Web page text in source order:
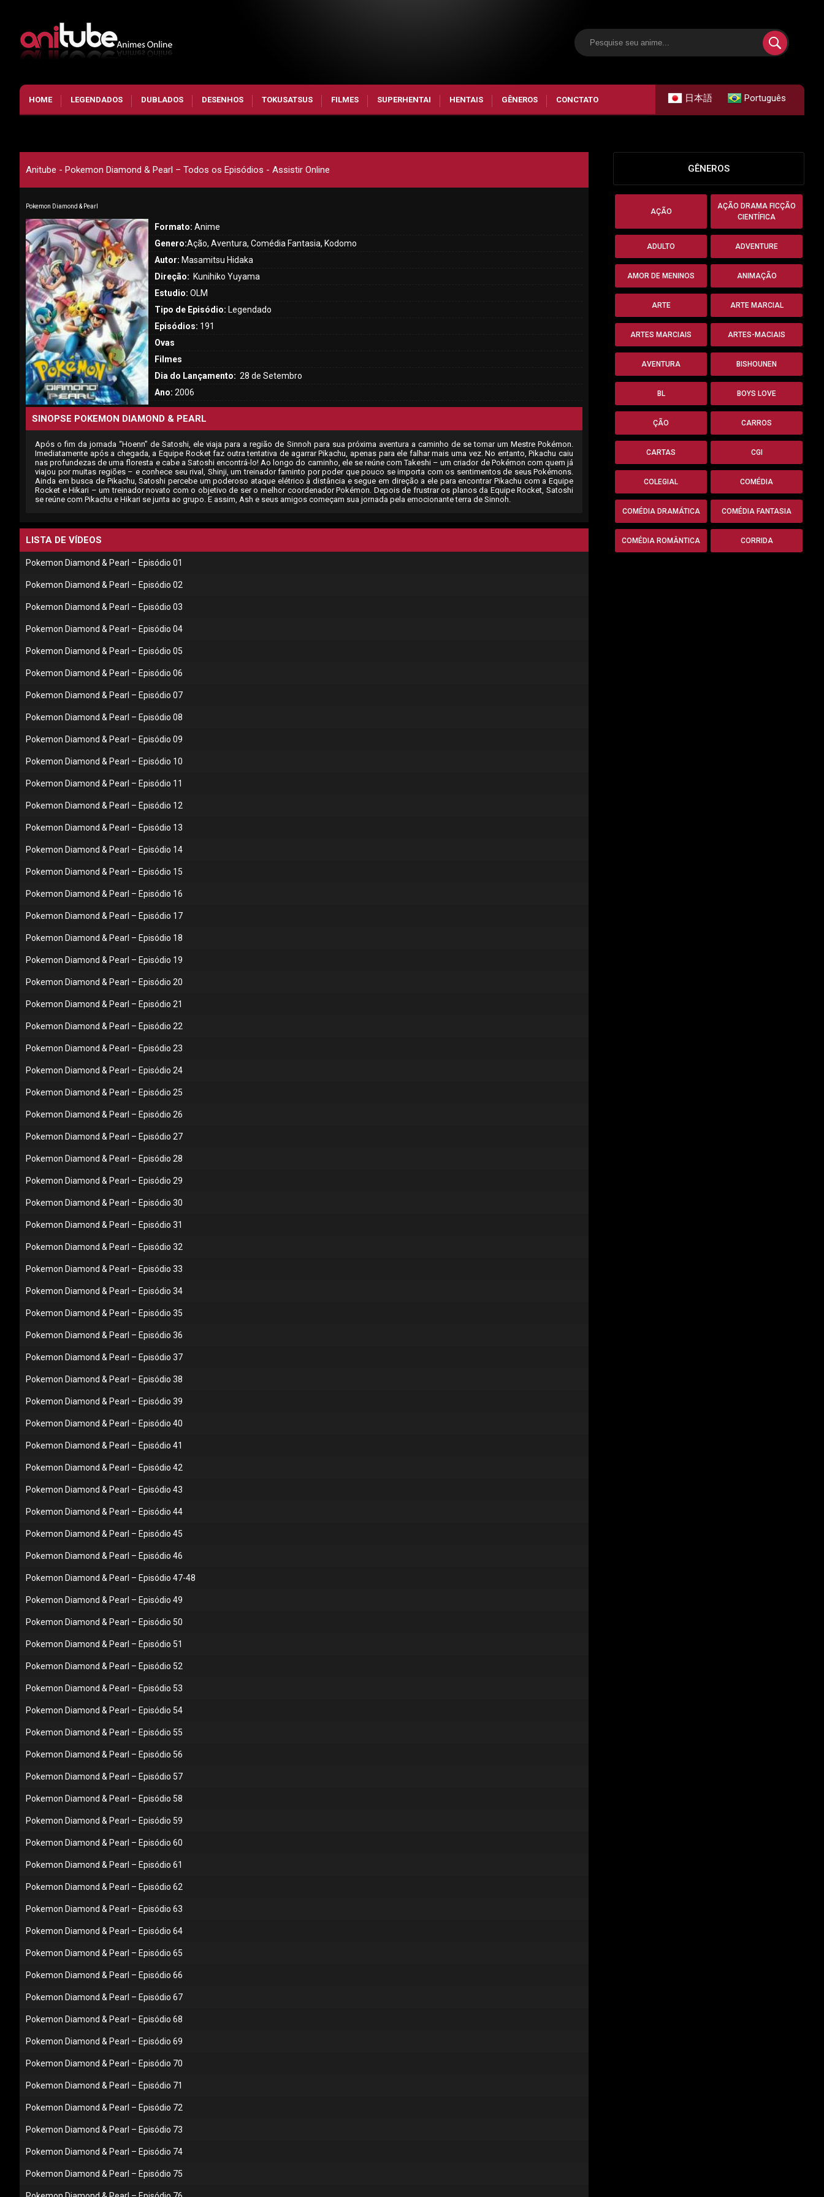
HOME LEGENDADOS DUBLADOS DESENHOS TOKUSATSUS FILMES SUPERHENTAI HENTAIS GÊNEROS CONCTATO 日本語 Português
Anitube - Pokemon Diamond & Pearl – Todos os Episódios - Assistir Online
Pokemon Diamond & Pearl
Formato: Anime
Genero:Ação, Aventura, Comédia Fantasia, Kodomo
Autor: Masamitsu Hidaka
Direção: Kunihiko Yuyama
Estudio: OLM
Tipo de Episódio: Legendado
Episódios: 191
Ovas
Filmes
Dia do Lançamento: 28 de Setembro
Ano: 2006
SINOPSE POKEMON DIAMOND & PEARL
Após o fim da jornada “Hoenn” de Satoshi, ele viaja para a região de Sinnoh para sua próxima aventura a caminho de se tornar um Mestre Pokémon.
Imediatamente após a chegada, a Equipe Rocket faz outra tentativa de agarrar Pikachu, apenas para ele falhar mais uma vez. No entanto, Pikachu caiu
nas profundezas de uma floresta e cabe a Satoshi encontrá-lo! Ao longo do caminho, ele se reúne com Takeshi – um criador de Pokémon com quem já
viajou por muitas regiões – e conhece seu rival, Shinji, um treinador faminto por poder que pouco se importa com os sentimentos de seus Pokémons.
Ainda em busca de Pikachu, Satoshi percebe um poderoso ataque elétrico à distância e segue em direção a ele para encontrar Pikachu com a Equipe
Rocket e Hikari – um treinador novato com o objetivo de ser o melhor coordenador Pokémon. Depois de frustrar os planos da Equipe Rocket, Satoshi
se reúne com Pikachu e Hikari se junta ao grupo. E assim, Ash e seus amigos começam sua jornada pela emocionante terra de Sinnoh.
LISTA DE VÍDEOS
Pokemon Diamond & Pearl – Episódio 01
Pokemon Diamond & Pearl – Episódio 02
Pokemon Diamond & Pearl – Episódio 03
Pokemon Diamond & Pearl – Episódio 04
Pokemon Diamond & Pearl – Episódio 05
Pokemon Diamond & Pearl – Episódio 06
Pokemon Diamond & Pearl – Episódio 07
Pokemon Diamond & Pearl – Episódio 08
Pokemon Diamond & Pearl – Episódio 09
Pokemon Diamond & Pearl – Episódio 10
Pokemon Diamond & Pearl – Episódio 11
Pokemon Diamond & Pearl – Episódio 12
Pokemon Diamond & Pearl – Episódio 13
Pokemon Diamond & Pearl – Episódio 14
Pokemon Diamond & Pearl – Episódio 15
Pokemon Diamond & Pearl – Episódio 16
Pokemon Diamond & Pearl – Episódio 17
Pokemon Diamond & Pearl – Episódio 18
Pokemon Diamond & Pearl – Episódio 19
Pokemon Diamond & Pearl – Episódio 20
Pokemon Diamond & Pearl – Episódio 21
Pokemon Diamond & Pearl – Episódio 22
Pokemon Diamond & Pearl – Episódio 23
Pokemon Diamond & Pearl – Episódio 24
Pokemon Diamond & Pearl – Episódio 25
Pokemon Diamond & Pearl – Episódio 26
Pokemon Diamond & Pearl – Episódio 27
Pokemon Diamond & Pearl – Episódio 28
Pokemon Diamond & Pearl – Episódio 29
Pokemon Diamond & Pearl – Episódio 30
Pokemon Diamond & Pearl – Episódio 31
Pokemon Diamond & Pearl – Episódio 32
Pokemon Diamond & Pearl – Episódio 33
Pokemon Diamond & Pearl – Episódio 34
Pokemon Diamond & Pearl – Episódio 35
Pokemon Diamond & Pearl – Episódio 36
Pokemon Diamond & Pearl – Episódio 37
Pokemon Diamond & Pearl – Episódio 38
Pokemon Diamond & Pearl – Episódio 39
Pokemon Diamond & Pearl – Episódio 40
Pokemon Diamond & Pearl – Episódio 41
Pokemon Diamond & Pearl – Episódio 42
Pokemon Diamond & Pearl – Episódio 43
Pokemon Diamond & Pearl – Episódio 44
Pokemon Diamond & Pearl – Episódio 45
Pokemon Diamond & Pearl – Episódio 46
Pokemon Diamond & Pearl – Episódio 47-48
Pokemon Diamond & Pearl – Episódio 49
Pokemon Diamond & Pearl – Episódio 50
Pokemon Diamond & Pearl – Episódio 51
Pokemon Diamond & Pearl – Episódio 52
Pokemon Diamond & Pearl – Episódio 53
Pokemon Diamond & Pearl – Episódio 54
Pokemon Diamond & Pearl – Episódio 55
Pokemon Diamond & Pearl – Episódio 56
Pokemon Diamond & Pearl – Episódio 57
Pokemon Diamond & Pearl – Episódio 58
Pokemon Diamond & Pearl – Episódio 59
Pokemon Diamond & Pearl – Episódio 60
Pokemon Diamond & Pearl – Episódio 61
Pokemon Diamond & Pearl – Episódio 62
Pokemon Diamond & Pearl – Episódio 63
Pokemon Diamond & Pearl – Episódio 64
Pokemon Diamond & Pearl – Episódio 65
Pokemon Diamond & Pearl – Episódio 66
Pokemon Diamond & Pearl – Episódio 67
Pokemon Diamond & Pearl – Episódio 68
Pokemon Diamond & Pearl – Episódio 69
Pokemon Diamond & Pearl – Episódio 70
Pokemon Diamond & Pearl – Episódio 71
Pokemon Diamond & Pearl – Episódio 72
Pokemon Diamond & Pearl – Episódio 73
Pokemon Diamond & Pearl – Episódio 74
Pokemon Diamond & Pearl – Episódio 75
GÊNEROS
AÇÃO
AÇÃO DRAMA FICÇÃO
CIENTÍFICA
ADULTO ADVENTURE
AMOR DE MENINOS ANIMAÇÃO
ARTE ARTE MARCIAL
ARTES MARCIAIS ARTES-MACIAIS
AVENTURA BISHOUNEN
BL BOYS LOVE
ÇÃO CARROS
CARTAS CGI
COLEGIAL COMÉDIA
COMÉDIA DRAMÁTICA COMÉDIA FANTASIA
COMÉDIA ROMÂNTICA CORRIDA